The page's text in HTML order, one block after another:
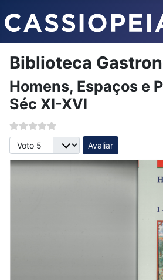
Biblioteca
Homens, Espaços e
Séc XI-XVI
Avalie, por favor